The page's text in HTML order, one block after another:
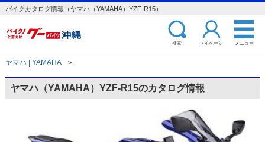
バイクカタログ情報（ヤマハ（YAMAHA）YZF-R15）
検索 マイページ メニュー
ヤマハ | YAMAHA ＞
ヤマハ（YAMAHA）YZF-R15のカタログ情報